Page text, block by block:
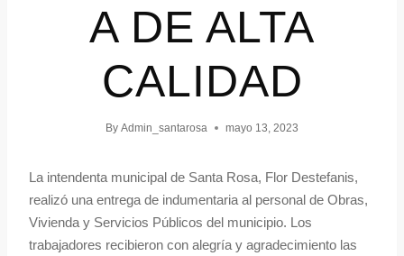
A DE ALTA
CALIDAD
By Admin_santarosa mayo 13, 2023
La intendenta municipal de Santa Rosa, Flor Destefanis,
realizó una entrega de indumentaria al personal de Obras,
Vivienda y Servicios Públicos del municipio. Los
trabajadores recibieron con alegría y agradecimiento las